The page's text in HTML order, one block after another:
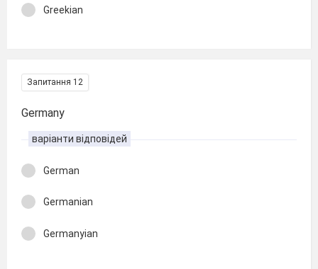
Greekian
Запитання 12
Germany
варіанти відповідей
German
Germanian
Germanyian